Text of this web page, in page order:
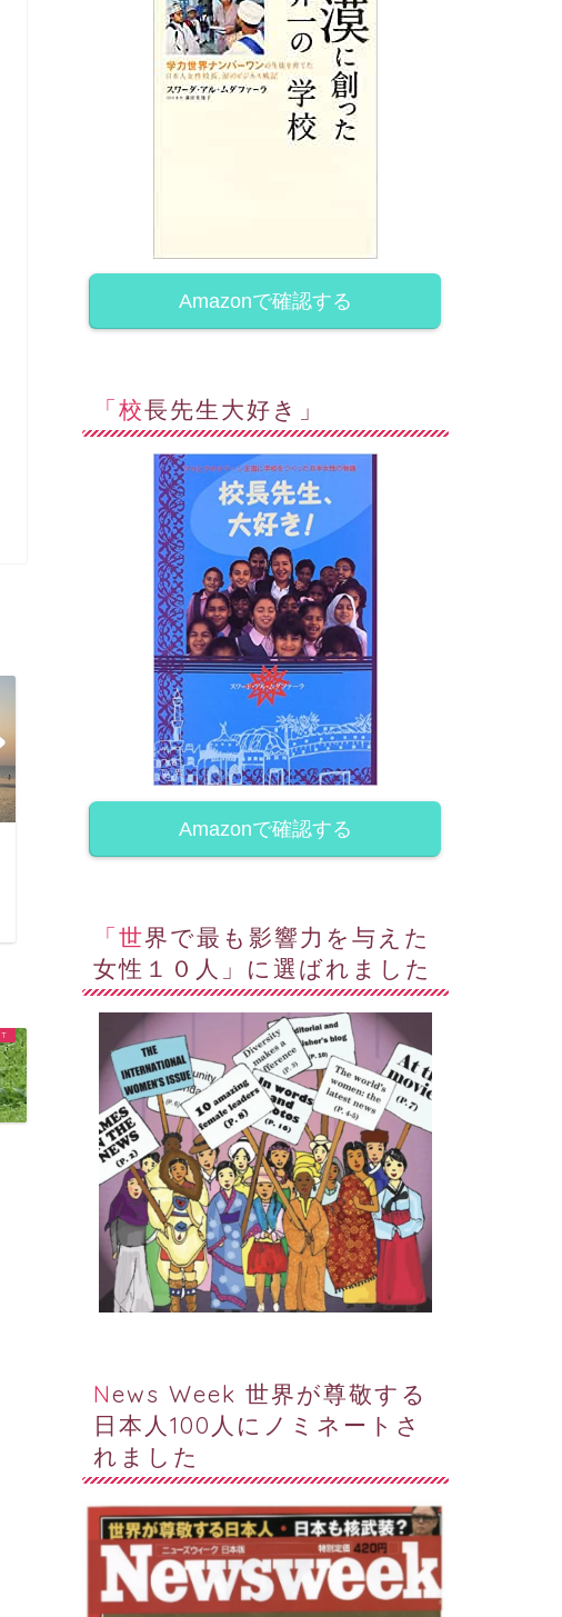
April 13, 2021
Amazonで確認する
「校長先生大好き」
Amazonで確認する
「世界で最も影響力を与えた
女性１０人」に選ばれました
News Week 世界が尊敬する
日本人100人にノミネートさ
れました